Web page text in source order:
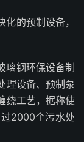
的预制设备，
璃钢环保设备制
理设备、预制泵
绕工艺，据称使
2000个污水处